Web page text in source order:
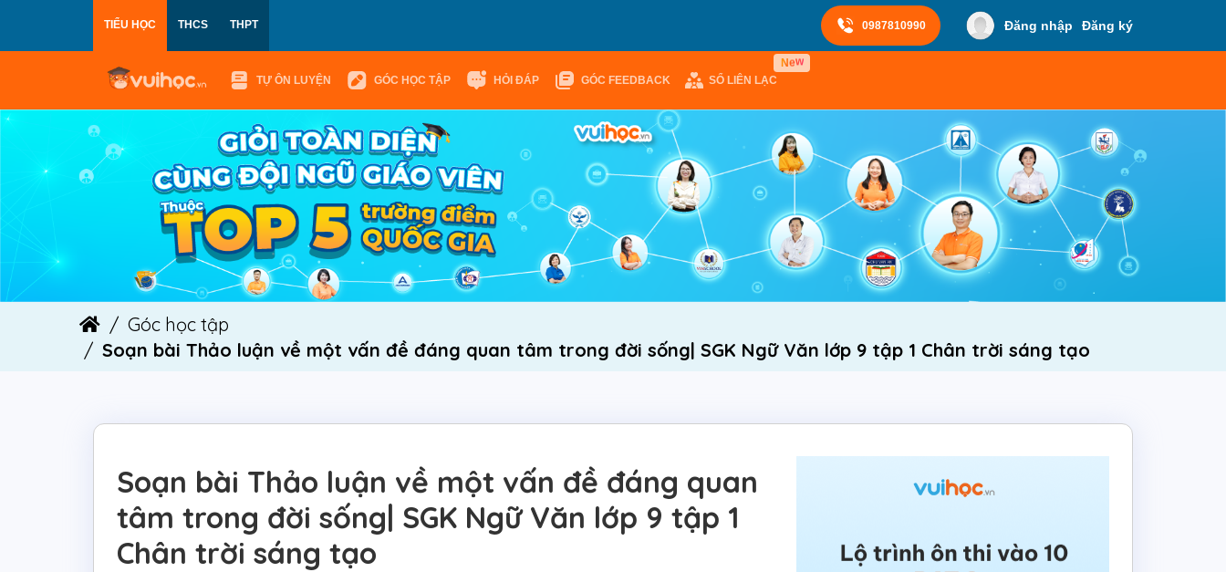
TIỂU HỌC THCS THPT 0987810990 Đăng nhập Đăng ký
TỰ ÔN LUYỆN GÓC HỌC TẬP HỎI ĐÁP GÓC FEEDBACK SỔ LIÊN LẠC
New
Góc học tập
Soạn bài Thảo luận về một vấn đề đáng quan tâm trong đời sống| SGK Ngữ Văn lớp 9 tập 1 Chân trời sáng tạo
Soạn bài Thảo luận về một vấn đề đáng quan
tâm trong đời sống| SGK Ngữ Văn lớp 9 tập 1
Chân trời sáng tạo